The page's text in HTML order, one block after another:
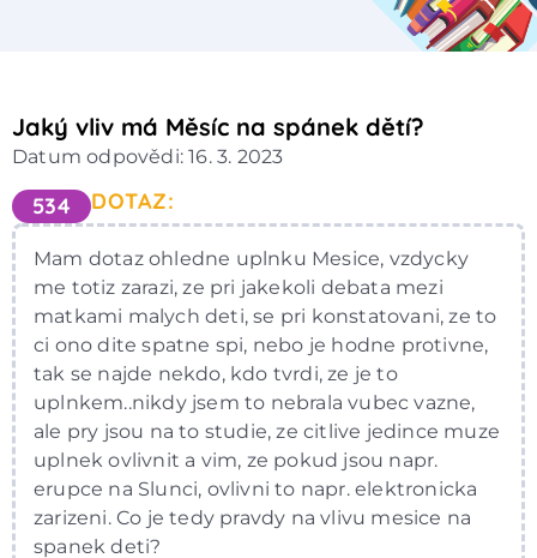
Jaký vliv má Měsíc na spánek dětí?
Datum odpovědi: 16. 3. 2023
534 DOTAZ:
Mam dotaz ohledne uplnku Mesice, vzdycky
me totiz zarazi, ze pri jakekoli debata mezi
matkami malych deti, se pri konstatovani, ze to
ci ono dite spatne spi, nebo je hodne protivne,
tak se najde nekdo, kdo tvrdi, ze je to
uplnkem..nikdy jsem to nebrala vubec vazne,
ale pry jsou na to studie, ze citlive jedince muze
uplnek ovlivnit a vim, ze pokud jsou napr.
erupce na Slunci, ovlivni to napr. elektronicka
zarizeni. Co je tedy pravdy na vlivu mesice na
spanek deti?